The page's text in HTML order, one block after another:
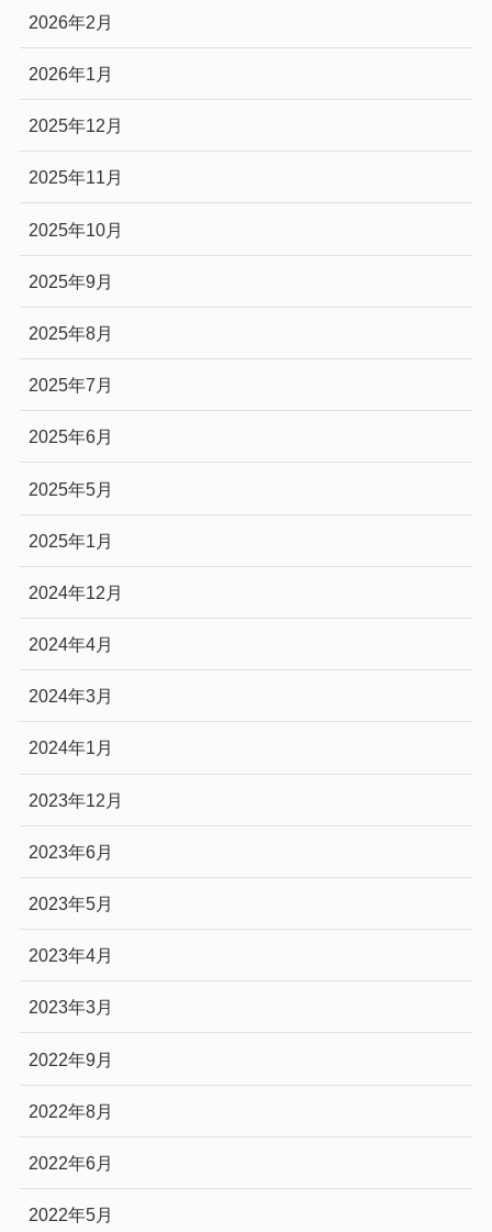
2026年2月
2026年1月
2025年12月
2025年11月
2025年10月
2025年9月
2025年8月
2025年7月
2025年6月
2025年5月
2025年1月
2024年12月
2024年4月
2024年3月
2024年1月
2023年12月
2023年6月
2023年5月
2023年4月
2023年3月
2022年9月
2022年8月
2022年6月
2022年5月